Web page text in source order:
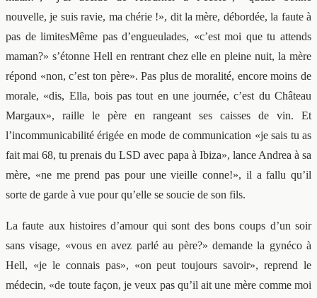
nouvelle, je suis ravie, ma chérie !», dit la mère, débordée, la faute à
pas de limitesMême pas d’engueulades, «c’est moi que tu attends
maman?» s’étonne Hell en rentrant chez elle en pleine nuit, la mère
répond «non, c’est ton père». Pas plus de moralité, encore moins de
morale, «dis, Ella, bois pas tout en une journée, c’est du Château
Margaux», raille le père en rangeant ses caisses de vin. Et
l’incommunicabilité érigée en mode de communication «je sais tu as
fait mai 68, tu prenais du LSD avec papa à Ibiza», lance Andrea à sa
mère, «ne me prend pas pour une vieille conne!», il a fallu qu’il
sorte de garde à vue pour qu’elle se soucie de son fils.
La faute aux histoires d’amour qui sont des bons coups d’un soir
sans visage, «vous en avez parlé au père?» demande la gynéco à
Hell, «je le connais pas», «on peut toujours savoir», reprend le
médecin, «de toute façon, je veux pas qu’il ait une mère comme moi